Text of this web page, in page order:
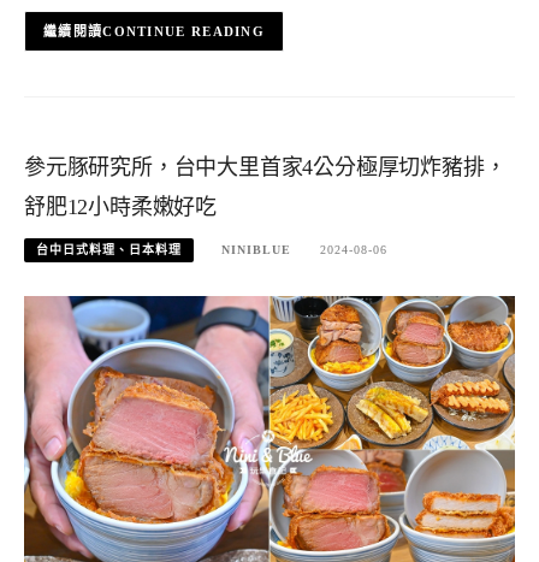
CONTINUE READING
參元豚研究所，台中大里首家4公分極厚切炸豬排，
舒肥12小時柔嫩好吃
台中日式料理、日本料理 NINIBLUE 2024-08-06